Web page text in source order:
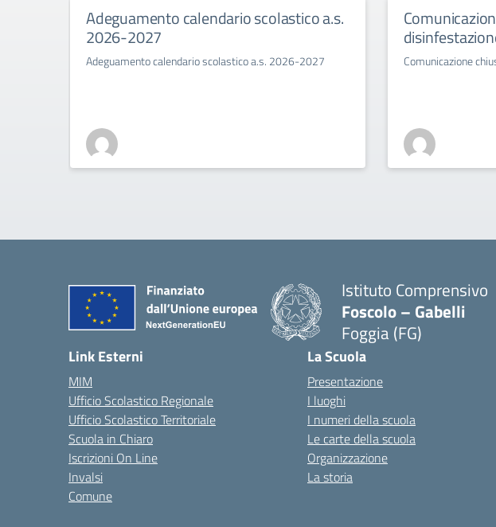
Adeguamento calendario scolastico a.s.
2026-2027
Adeguamento calendario scolastico a.s. 2026-2027 Comunicazione
Istituto Comprensivo
Foscolo – Gabelli
Foggia (FG)
— Visita la pagina
Link Esterni
MIM
Ufficio Scolastico Regionale
Ufficio Scolastico Territoriale
Scuola in Chiaro
Iscrizioni On Line
Invalsi
Comune
La Scuola
Presentazione
I luoghi
I numeri della scuola
Le carte della scuola
Organizzazione
La storia